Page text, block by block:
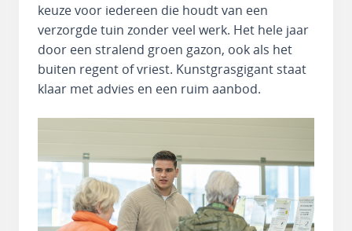
keuze voor iedereen die houdt van een
verzorgde tuin zonder veel werk. Het hele jaar
door een stralend groen gazon, ook als het
buiten regent of vriest. Kunstgrasgigant staat
klaar met advies en een ruim aanbod.